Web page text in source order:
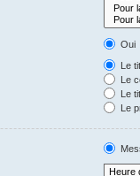
Oui
Le
Le
Le
Le